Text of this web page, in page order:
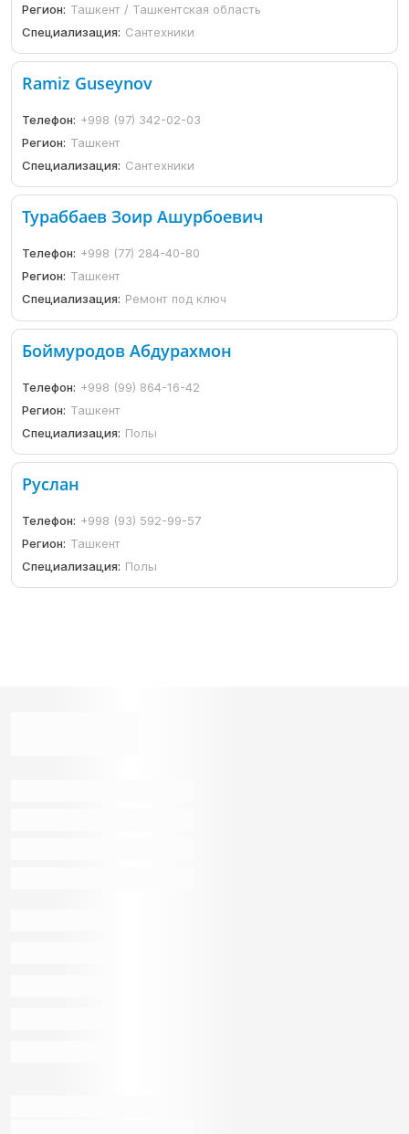
Регион: Ташкент / Ташкентская область
Специализация: Сантехники
Ramiz Guseynov
Телефон: +998 (97) 342-02-03
Регион: Ташкент
Специализация: Сантехники
Тураббаев Зоир Ашурбоевич
Телефон: +998 (77) 284-40-80
Регион: Ташкент
Специализация: Ремонт под ключ
Боймуродов Абдурахмон
Телефон: +998 (99) 864-16-42
Регион: Ташкент
Специализация: Полы
Руслан
Телефон: +998 (93) 592-99-57
Регион: Ташкент
Специализация: Полы